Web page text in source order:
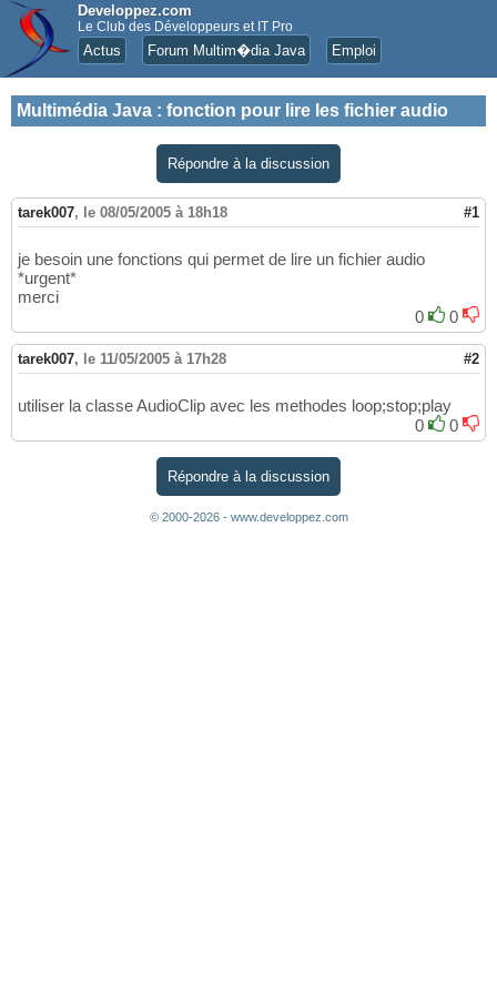
Developpez.com
Le Club des Développeurs et IT Pro
Actus Forum Multim�dia Java Emploi
Multimédia Java : fonction pour lire les fichier audio
Répondre à la discussion
tarek007, le 08/05/2005 à 18h18 #1
je besoin une fonctions qui permet de lire un fichier audio
*urgent*
merci
0
0
tarek007, le 11/05/2005 à 17h28 #2
utiliser la classe AudioClip avec les methodes loop;stop;play
0
0
Répondre à la discussion
© 2000-2026 - www.developpez.com